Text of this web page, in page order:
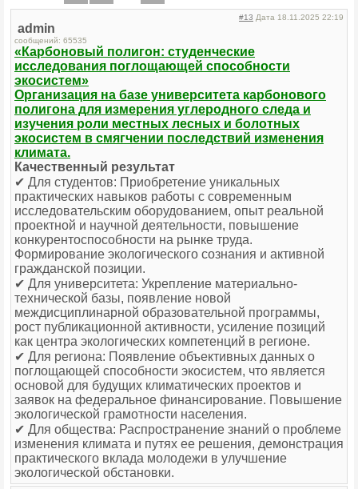
#13 Дата 18.11.2025 22:19
admin
сообщений: 65535
«Карбоновый полигон: студенческие
исследования поглощающей способности
экосистем»
Организация на базе университета карбонового
полигона для измерения углеродного следа и
изучения роли местных лесных и болотных
экосистем в смягчении последствий изменения
климата.
Качественный результат
✔ Для студентов: Приобретение уникальных
практических навыков работы с современным
исследовательским оборудованием, опыт реальной
проектной и научной деятельности, повышение
конкурентоспособности на рынке труда.
Формирование экологического сознания и активной
гражданской позиции.
✔ Для университета: Укрепление материально-
технической базы, появление новой
междисциплинарной образовательной программы,
рост публикационной активности, усиление позиций
как центра экологических компетенций в регионе.
✔ Для региона: Появление объективных данных о
поглощающей способности экосистем, что является
основой для будущих климатических проектов и
заявок на федеральное финансирование. Повышение
экологической грамотности населения.
✔ Для общества: Распространение знаний о проблеме
изменения климата и путях ее решения, демонстрация
практического вклада молодежи в улучшение
экологической обстановки.